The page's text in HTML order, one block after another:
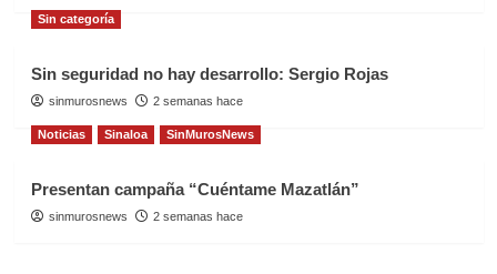
Sin categoría
Sin seguridad no hay desarrollo: Sergio Rojas
sinmurosnews 2 semanas hace
Noticias Sinaloa SinMurosNews
Presentan campaña “Cuéntame Mazatlán”
sinmurosnews 2 semanas hace